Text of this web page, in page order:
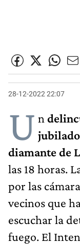
28-12-2022 22:07
U n
diamante de
las 18 horas.
por las
vecinos que
escuchar la
fuego. El